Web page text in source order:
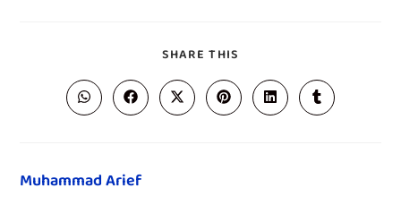
SHARE THIS
Muhammad Arief